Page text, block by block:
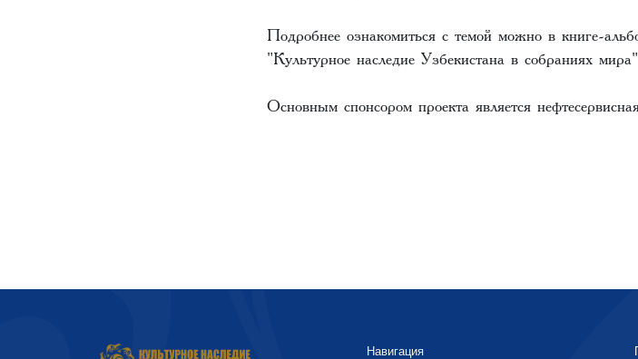
Подробнее ознакомиться с темой можно в книге-
"Культурное наследие Узбекистана в собраниях
Основным спонсором проекта является
Навигация